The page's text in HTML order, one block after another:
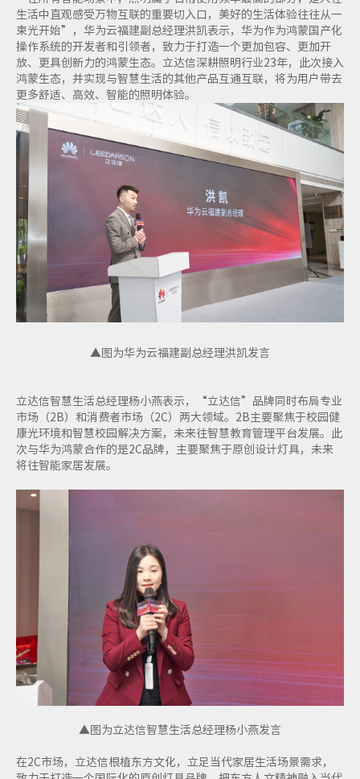
生活中直观感受万物互联的重要切入口，美好的生活体验往往从一
束光开始”，华为云福建副总经理洪凯表示，华为作为鸿蒙国产化
操作系统的开发者和引领者，致力于打造一个更加包容、更加开
放、更具创新力的鸿蒙生态。立达信深耕照明行业23年，此次接入
鸿蒙生态，并实现与智慧生活的其他产品互通互联，将为用户带去
更多舒适、高效、智能的照明体验。
▲图为华为云福建副总经理洪凯发言
立达信智慧生活总经理杨小燕表示，“立达信”品牌同时布局专业
市场（2B）和消费者市场（2C）两大领域。2B主要聚焦于校园健
康光环境和智慧校园解决方案，未来往智慧教育管理平台发展。此
次与华为鸿蒙合作的是2C品牌，主要聚焦于原创设计灯具，未来
将往智能家居发展。
▲图为立达信智慧生活总经理杨小燕发言
在2C市场，立达信根植东方文化，立足当代家居生活场景需求，